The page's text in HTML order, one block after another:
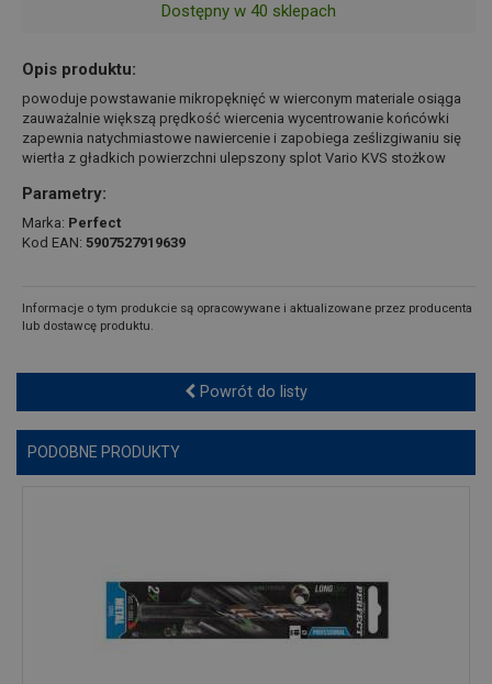
Dostępny w 40 sklepach
Opis produktu:
powoduje powstawanie mikropęknięć w wierconym materiale osiąga
zauważalnie większą prędkość wiercenia wycentrowanie końcówki
zapewnia natychmiastowe nawiercenie i zapobiega ześlizgiwaniu się
wiertła z gładkich powierzchni ulepszony splot Vario KVS stożkow
Parametry:
Marka: Perfect
Kod EAN: 5907527919639
Informacje o tym produkcie są opracowywane i aktualizowane przez producenta
lub dostawcę produktu.
Powrót do listy
PODOBNE PRODUKTY